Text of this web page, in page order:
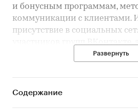
и бонусным программам,
коммуникации с клиентами.
присутствие в социальных
участников групп ВКонтакте,
характеристики мобильных
Профили интернет-ресурсов
Развернуть
Содержание